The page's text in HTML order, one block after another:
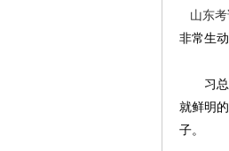
山东考
非常生
习总书
就鲜明
子。